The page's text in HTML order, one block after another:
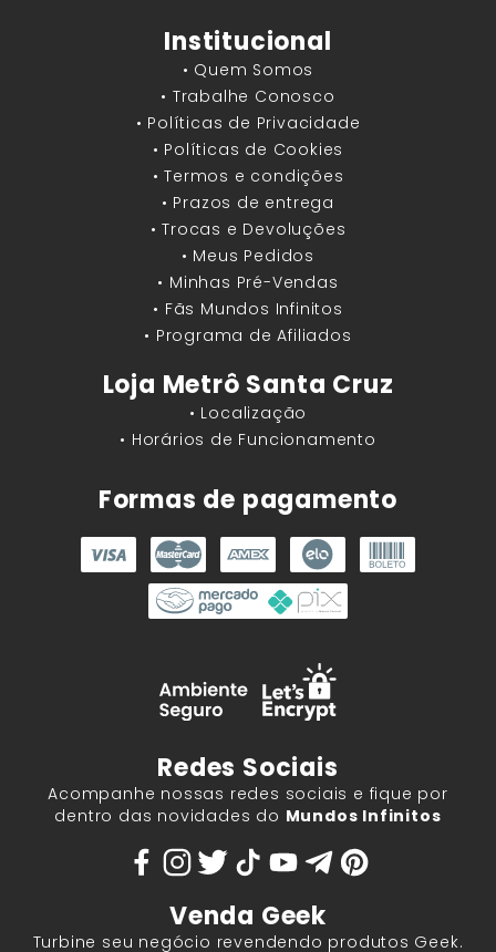
Institucional
• Quem Somos
• Trabalhe Conosco
• Políticas de Privacidade
• Políticas de Cookies
• Termos e condições
• Prazos de entrega
• Trocas e Devoluções
• Meus Pedidos
• Minhas Pré-Vendas
• Fãs Mundos Infinitos
• Programa de Afiliados
Loja Metrô Santa Cruz
• Localização
• Horários de Funcionamento
Formas de pagamento
Redes Sociais
Acompanhe nossas redes sociais e fique por
dentro das novidades do Mundos Infinitos
Venda Geek
Turbine seu negócio revendendo produtos Geek.